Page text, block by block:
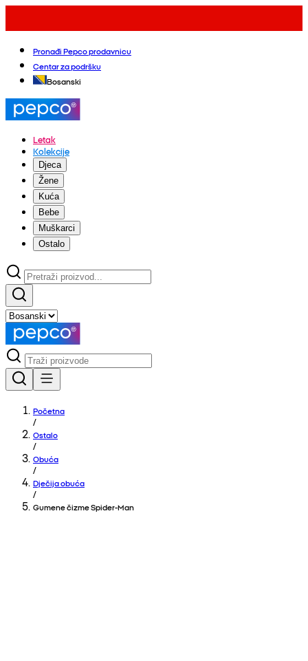
Pronađi Pepco prodavnicu
Centar za podršku
Bosanski
Letak
Kolekcije
Djeca
Žene
Kuća
Bebe
Muškarci
Ostalo
Početna
/
Ostalo
/
Obuća
/
Dječija obuća
/
Gumene čizme Spider-Man